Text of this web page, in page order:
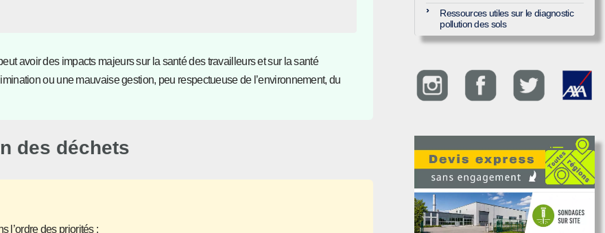
avoir des impacts majeurs sur la santé des travailleurs et sur la santé
ou une mauvaise gestion, peu respectueuse de l’environnement, du
des déchets
l’ordre des priorités :
Ressources utiles sur le diagnostic
pollution des sols